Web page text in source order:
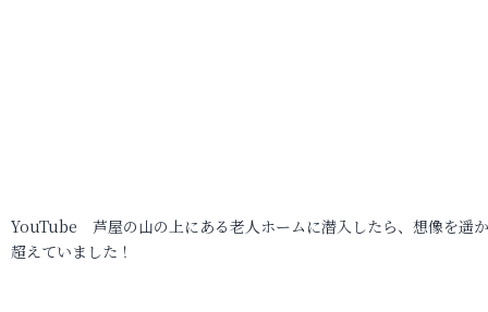
YouTube 芦屋の山の上にある老人ホームに潜入したら、想像を遥
超えていました！